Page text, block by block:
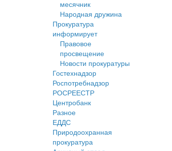
месячник
Народная дружина
Прокуратура
информирует
Правовое
просвещение
Новости прокуратуры
Гостехнадзор
Роспотребнадзор
РОСРЕЕСТР
Центробанк
Разное
ЕДДС
Природоохранная
прокуратура